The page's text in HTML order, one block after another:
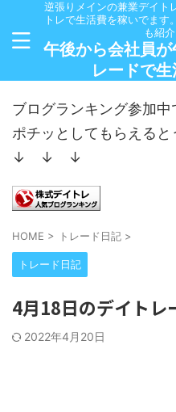
逆張りメインの兼業デイト
トレで生活費を稼いでま
も紹
午後から会社員
レードで生
ブログランキング参加中
ポチッとしてもらえると
↓ ↓ ↓
HOME > トレード日記 >
トレード日記
4月18日のデイトレ
2022年4月20日